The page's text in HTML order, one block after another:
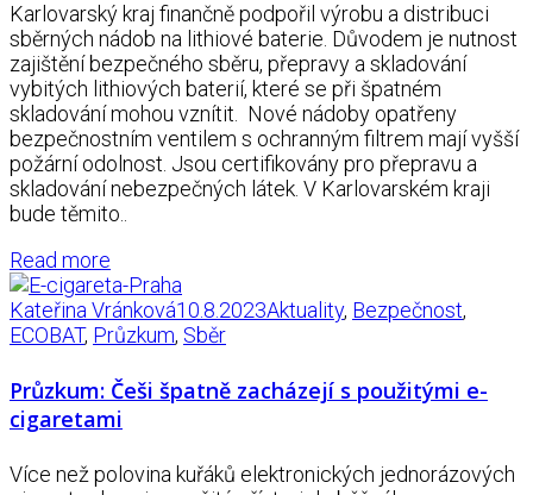
Karlovarský kraj finančně podpořil výrobu a distribuci
sběrných nádob na lithiové baterie. Důvodem je nutnost
zajištění bezpečného sběru, přepravy a skladování
vybitých lithiových baterií, které se při špatném
skladování mohou vznítit. Nové nádoby opatřeny
bezpečnostním ventilem s ochranným filtrem mají vyšší
požární odolnost. Jsou certifikovány pro přepravu a
skladování nebezpečných látek. V Karlovarském kraji
bude těmito..
Read more
Kateřina Vránková10.8.2023Aktuality, Bezpečnost,
ECOBAT, Průzkum, Sběr
Průzkum: Češi špatně zacházejí s použitými e-
cigaretami
Více než polovina kuřáků elektronických jednorázových